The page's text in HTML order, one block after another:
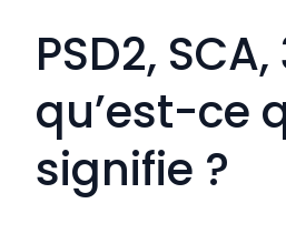
PSD2,
qu’est-ce
signifie ?